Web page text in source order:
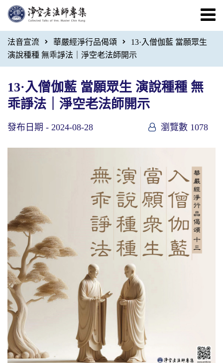
法音宣流 華嚴經淨行品偈頌
13·入僧伽藍 當願眾生
演說種種 無乖諍法｜淨空老法師開示
13·入僧伽藍 當願眾生 演說種種 無
乖諍法｜淨空老法師開示
發布日期 - 2024-08-28 瀏覽數 1078